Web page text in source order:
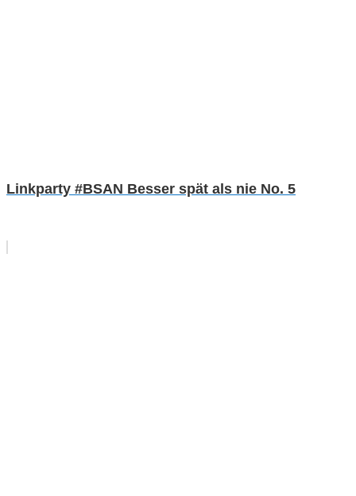
Linkparty #BSAN Besser spät als nie No. 5